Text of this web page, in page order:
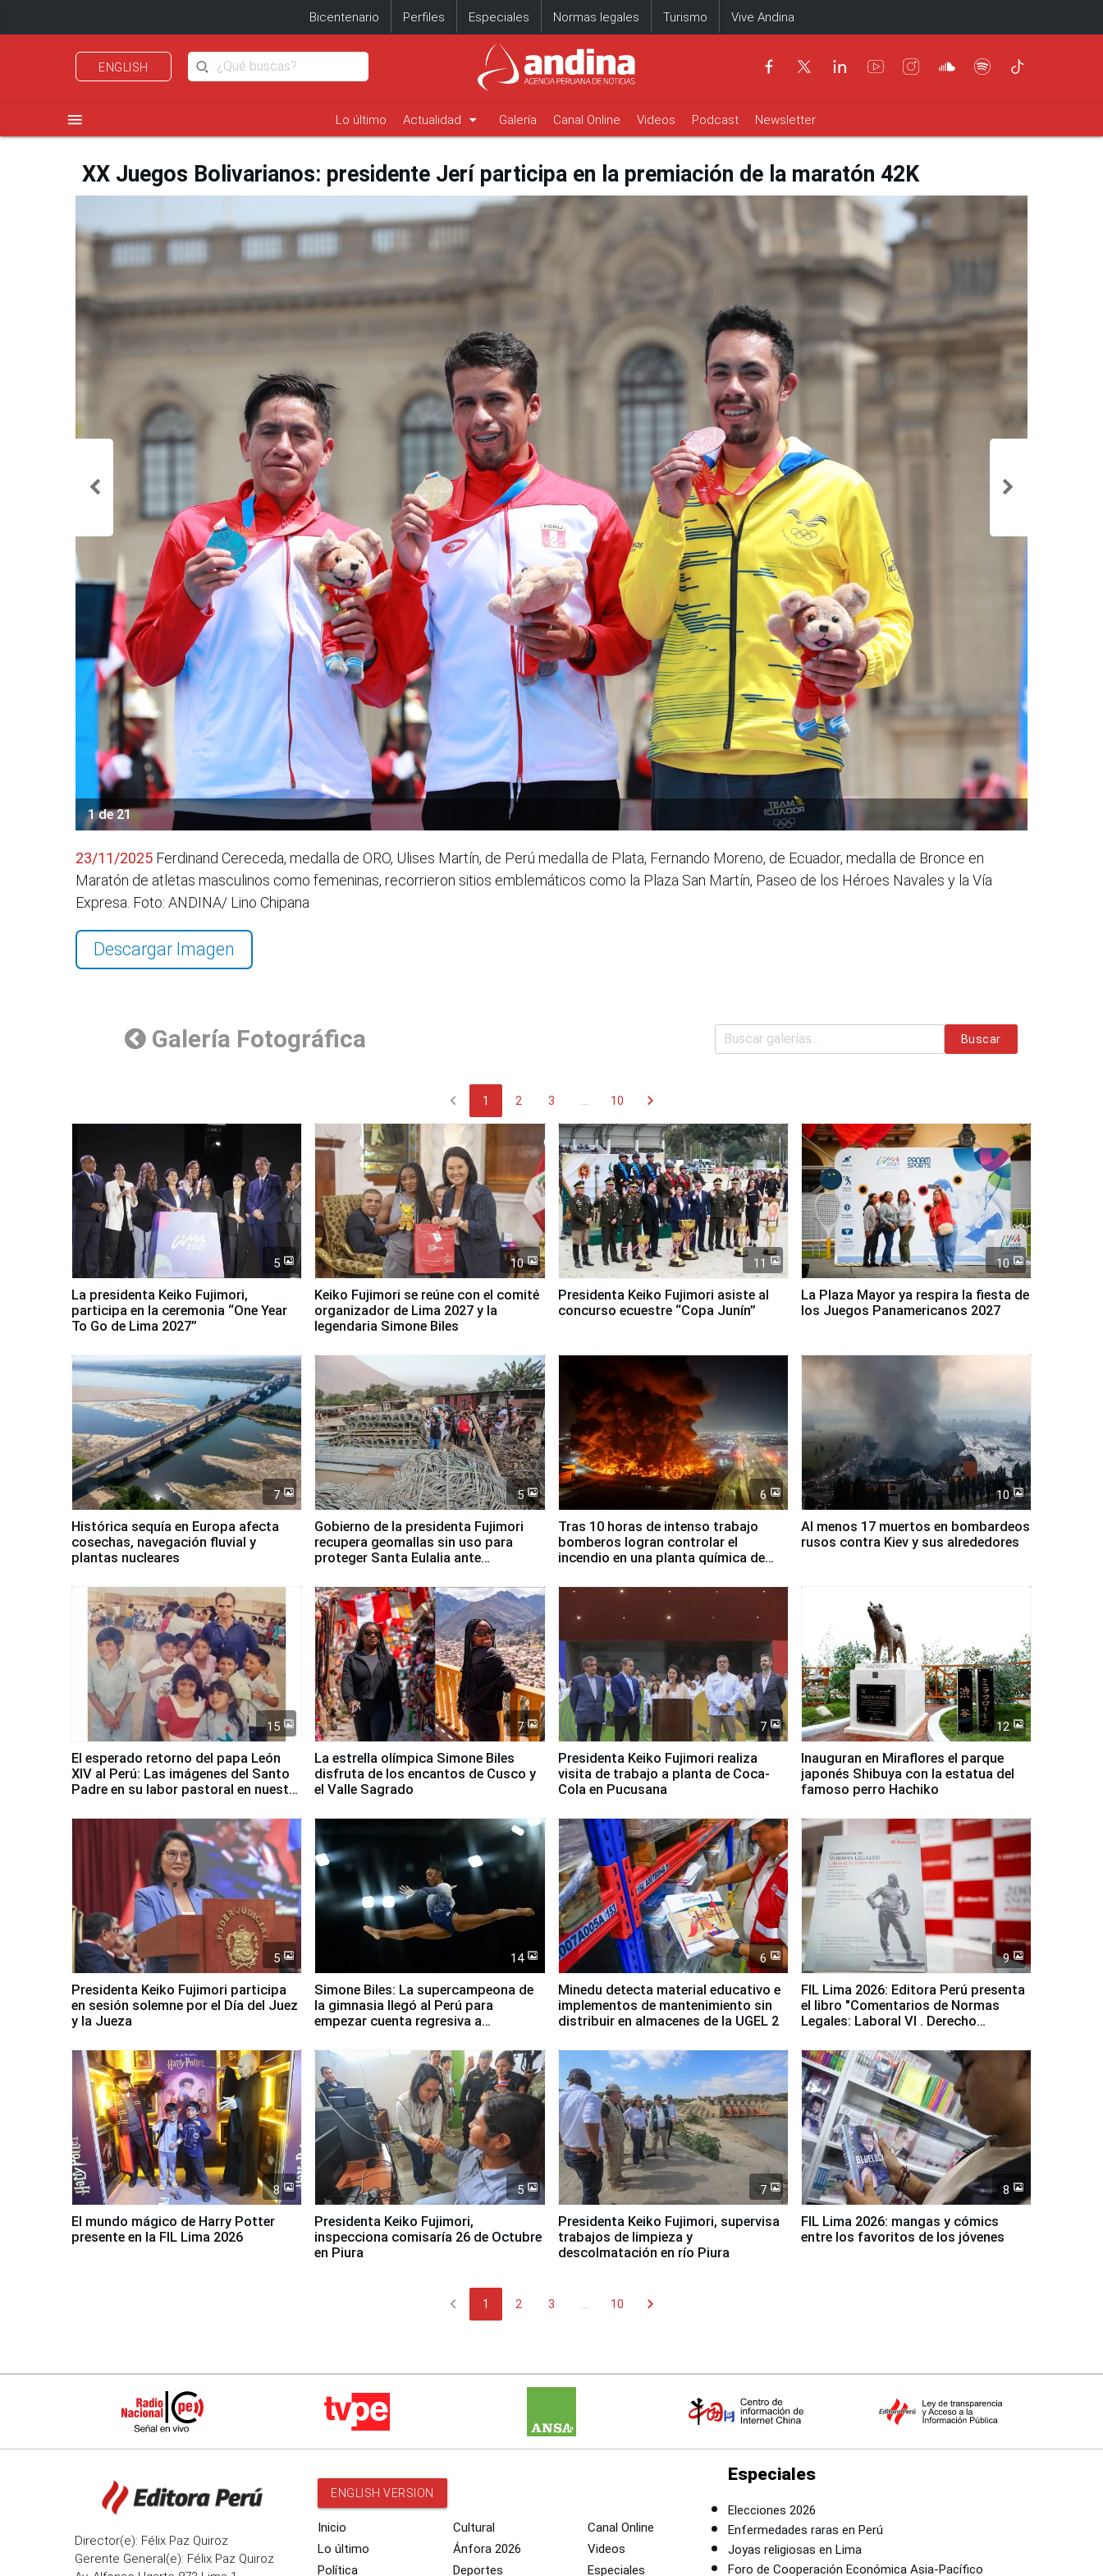
Bicentenario Perfiles Especiales Normas legales Turismo Vive Andina
ENGLISH
menu Lo último Actualidad arrow_drop_down Galería Canal Online Videos Podcast Newsletter
XX Juegos Bolivarianos: presidente Jerí participa en la premiación de la maratón 42K
1 de 21
23/11/2025 Ferdinand Cereceda, medalla de ORO, Ulises Martín, de Perú medalla de Plata, Fernando Moreno, de Ecuador, medalla de Bronce en
Maratón de atletas masculinos como femeninas, recorrieron sitios emblemáticos como la Plaza San Martín, Paseo de los Héroes Navales y la Vía
Expresa. Foto: ANDINA/ Lino Chipana
Descargar Imagen
Galería Fotográfica Buscar
chevron_left 1 2 3 10 chevron_right
5
La presidenta Keiko Fujimori,
participa en la ceremonia “One Year
To Go de Lima 2027”
10
Keiko Fujimori se reúne con el comité
organizador de Lima 2027 y la
legendaria Simone Biles
11
Presidenta Keiko Fujimori asiste al
concurso ecuestre “Copa Junín”
10
La Plaza Mayor ya respira la fiesta de
los Juegos Panamericanos 2027
7
Histórica sequía en Europa afecta
cosechas, navegación fluvial y
plantas nucleares
5
Gobierno de la presidenta Fujimori
recupera geomallas sin uso para
proteger Santa Eulalia ante
6
Tras 10 horas de intenso trabajo
bomberos logran controlar el
incendio en una planta química de
10
Al menos 17 muertos en bombardeos
rusos contra Kiev y sus alrededores
15
El esperado retorno del papa León
XIV al Perú: Las imágenes del Santo
Padre en su labor pastoral en nuestro
7
La estrella olímpica Simone Biles
disfruta de los encantos de Cusco y
el Valle Sagrado
7
Presidenta Keiko Fujimori realiza
visita de trabajo a planta de Coca-
Cola en Pucusana
12
Inauguran en Miraflores el parque
japonés Shibuya con la estatua del
famoso perro Hachiko
5
Presidenta Keiko Fujimori participa
en sesión solemne por el Día del Juez
y la Jueza
14
Simone Biles: La supercampeona de
la gimnasia llegó al Perú para
empezar cuenta regresiva a
6
Minedu detecta material educativo e
implementos de mantenimiento sin
distribuir en almacenes de la UGEL 2
9
FIL Lima 2026: Editora Perú presenta
el libro "Comentarios de Normas
Legales: Laboral Vl . Derecho
8
El mundo mágico de Harry Potter
presente en la FIL Lima 2026
5
Presidenta Keiko Fujimori,
inspecciona comisaría 26 de Octubre
en Piura
7
Presidenta Keiko Fujimori, supervisa
trabajos de limpieza y
descolmatación en río Piura
8
FIL Lima 2026: mangas y cómics
entre los favoritos de los jóvenes
chevron_left 1 2 3 10 chevron_right
Director(e): Félix Paz Quiroz
Gerente General(e): Félix Paz Quiroz
ENGLISH VERSION
Inicio
Lo último
Política
Cultural
Ánfora 2026
Deportes
Canal Online
Videos
Especiales
Especiales
Elecciones 2026
Enfermedades raras en Perú
Joyas religiosas en Lima
Foro de Cooperación Económica Asia-Pacífico